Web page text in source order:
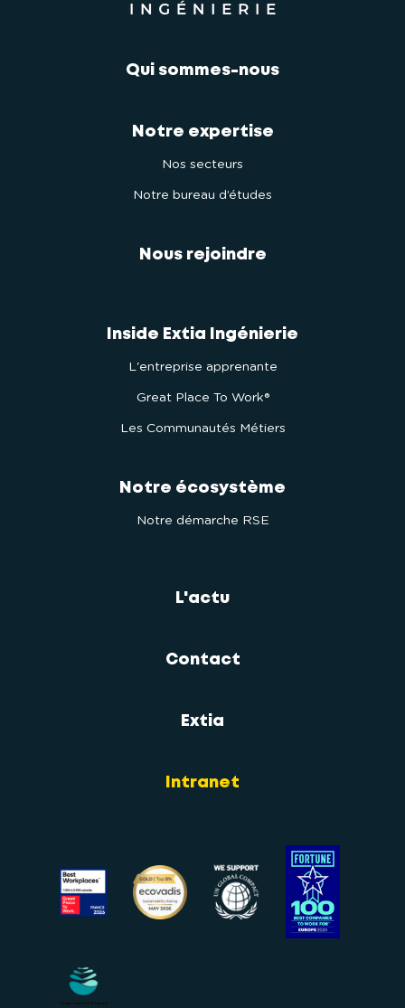
Qui sommes-nous
Notre expertise
Nos secteurs
Notre bureau d’études
Nous rejoindre
Inside Extia Ingénierie
L'entreprise apprenante
Great Place To Work®
Les Communautés Métiers
Notre écosystème
Notre démarche RSE
L'actu
Contact
Extia
Intranet